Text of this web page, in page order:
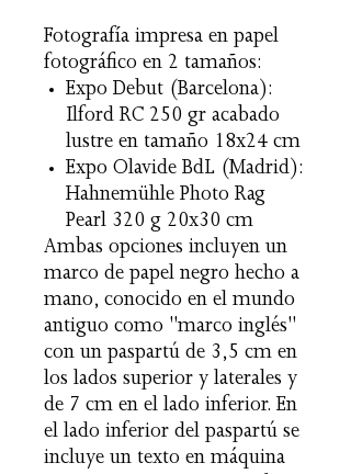
Fotografía impresa en papel
fotográfico en 2 tamaños:
Expo Debut (Barcelona):
Ilford RC 250 gr acabado
lustre en tamaño 18x24 cm
Expo Olavide BdL (Madrid):
Hahnemühle Photo Rag
Pearl 320 g 20x30 cm
Ambas opciones incluyen un
marco de papel negro hecho a
mano, conocido en el mundo
antiguo como "marco inglés"
con un paspartú de 3,5 cm en
los lados superior y laterales y
de 7 cm en el lado inferior. En
el lado inferior del paspartú se
incluye un texto en máquina